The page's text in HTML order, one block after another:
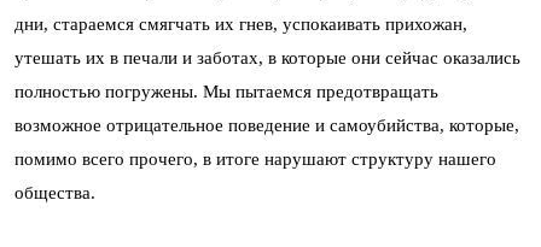
дни, стараемся смягчать их гнев, успокаивать прихожан,
утешать их в печали и заботах, в которые они сейчас оказались
полностью погружены. Мы пытаемся предотвращать
возможное отрицательное поведение и самоубийства, которые,
помимо всего прочего, в итоге нарушают структуру нашего
общества.